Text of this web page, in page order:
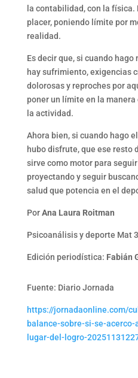
la contabilidad, con la física.
placer, poniendo límite por
realidad.
Es decir que, si cuando
hay sufrimiento, exigencias
dolorosas y reproches por
poner un límite en la
la actividad.
Ahora bien, si cuando hago
hubo disfrute, que ese resto
sirve como motor para
proyectando y seguir
salud que potencia en el
PorAna Laura Roitman
Psicoanálisis y deporte Mat
Edición periodística: Fabián
Fuente: Diario Jornada
https://jornadaonline.com/
balance-sobre-si-se-
lugar-del-logro-